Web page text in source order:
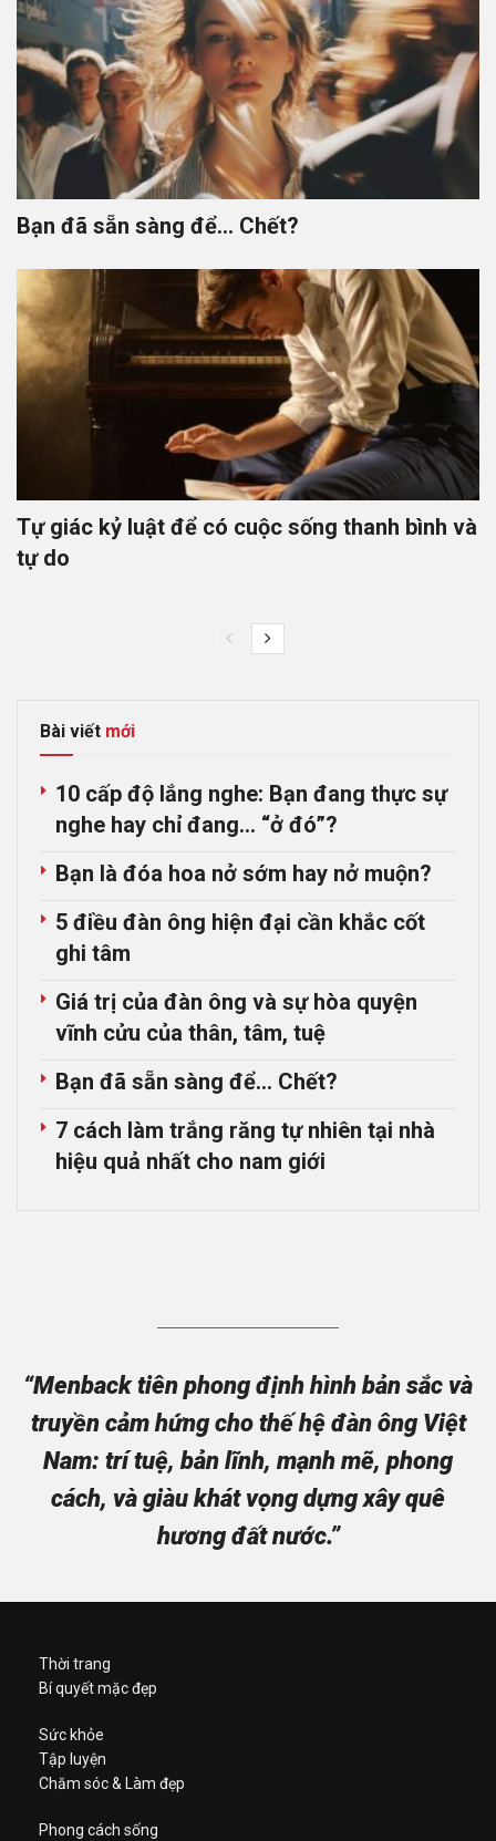
Bạn đã sẵn sàng để… Chết?
Tự giác kỷ luật để có cuộc sống thanh bình và
tự do
Bài viết mới
10 cấp độ lắng nghe: Bạn đang thực sự
nghe hay chỉ đang… “ở đó”?
Bạn là đóa hoa nở sớm hay nở muộn?
5 điều đàn ông hiện đại cần khắc cốt
ghi tâm
Giá trị của đàn ông và sự hòa quyện
vĩnh cửu của thân, tâm, tuệ
Bạn đã sẵn sàng để… Chết?
7 cách làm trắng răng tự nhiên tại nhà
hiệu quả nhất cho nam giới
“Menback tiên phong định hình bản sắc và
truyền cảm hứng cho thế hệ đàn ông Việt
Nam: trí tuệ, bản lĩnh, mạnh mẽ, phong
cách, và giàu khát vọng dựng xây quê
hương đất nước.”
Thời trang
Bí quyết mặc đẹp
Sức khỏe
Tập luyện
Chăm sóc & Làm đẹp
Phong cách sống